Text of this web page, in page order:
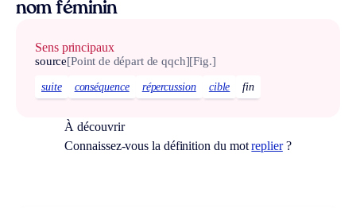
nom féminin
Sens principaux
source[Point de départ de qqch][Fig.]
suite conséquence répercussion cible fin
À découvrir
Connaissez-vous la définition du motreplier?